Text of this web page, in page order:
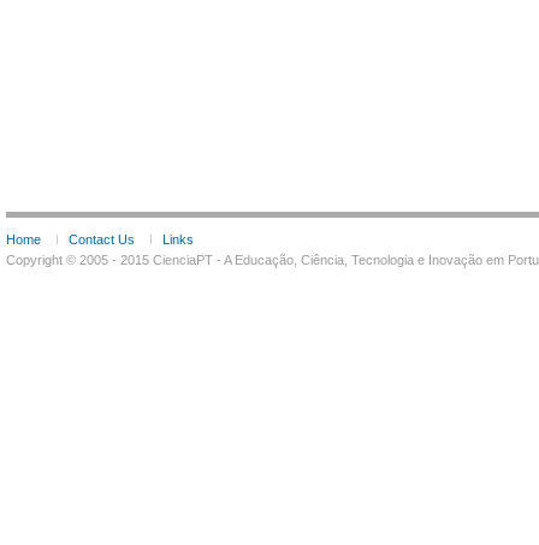
Home Contact Us
Links
Copyright © 2005 - 2015 CienciaPT - A Educação, Ciência, Tecnologia e Inovação em